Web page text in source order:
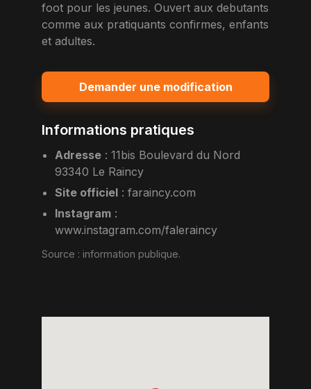
foot pour les jeunes. Ouvert aux debutants
comme aux pratiquants confirmes, enfants
et adultes.
Demander une modification
Informations pratiques
Adresse :11bis Boulevard du Nord
93340 Le Raincy
Site officiel :faraincy.com
Instagram :
www.instagram.com/faleraincy
Source : information publique.